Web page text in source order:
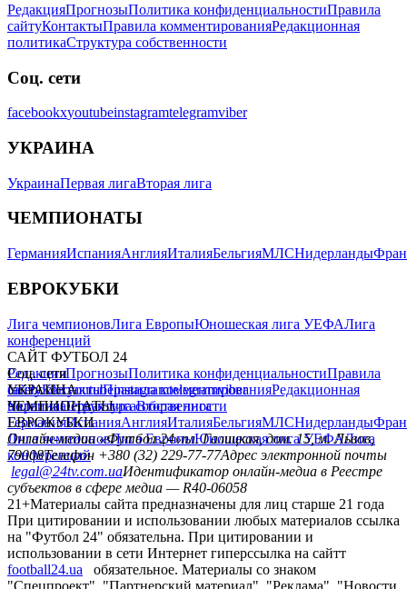
РедакцияПрогнозыПолитика конфиденциальностиПравила
сайтуКонтактыПравила комментированияРедакционная
политикаСтруктура собственности
Соц. сети
facebookxyoutubeinstagramtelegramviber
УКРАИНА
УкраинаПервая лигаВторая лига
ЧЕМПИОНАТЫ
ГерманияИспанияАнглияИталияБельгияМЛСНидерланды
ЕВРОКУБКИ
Лига чемпионовЛига ЕвропыЮношеская лига УЕФАЛига
конференций
САЙТ ФУТБОЛ 24
РедакцияПрогнозыПолитика конфиденциальностиПравила
сайтуКонтактыПравила комментированияРедакционная
политикаСтруктура собственности
Соц. сети
facebookxyoutubeinstagramtelegramviber
УКРАИНА
УкраинаПервая лигаВторая лига
ЧЕМПИОНАТЫ
ГерманияИспанияАнглияИталияБельгияМЛСНидерланды
ЕВРОКУБКИ
Лига чемпионовЛига ЕвропыЮношеская лига УЕФАЛига
конференций
Онлайн-медиа «Футбол 24»пл. Галицкая, дом. 15, м. Львов,
79008Телефон +380 (32) 229-77-77Адрес электронной почты
legal@24tv.com.uaИдентификатор онлайн-медиа в Реестре
субъектов в сфере медиа — R40-06058
21+Материалы сайта предназначены для лиц старше 21 года
При цитировании и использовании любых материалов ссылка
на "Футбол 24" обязательна. При цитировании и
использовании в сети Интернет гиперссылка на сайтт
football24.ua
обязательное. Материалы со знаком
"Спецпроект", "Партнерский материал", "Реклама", "Новости